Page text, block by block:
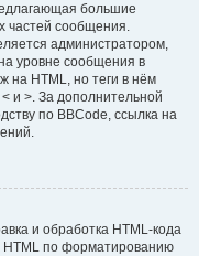
большие
частей сообщения.
администратором,
уровне сообщения в
на HTML, но теги в нём
и >. За дополнительной
по BBCode, ссылка на
и обработка HTML-кода
HTML по форматированию